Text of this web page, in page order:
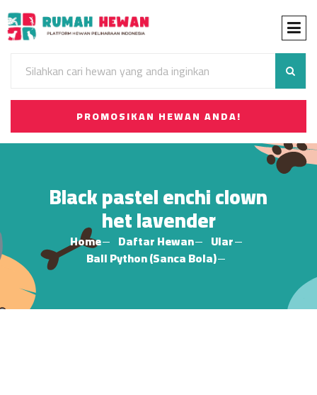
PROMOSIKAN HEWAN ANDA!
Black pastel enchi clown
het lavender
Home Daftar Hewan
Ular
Ball Python (Sanca Bola)